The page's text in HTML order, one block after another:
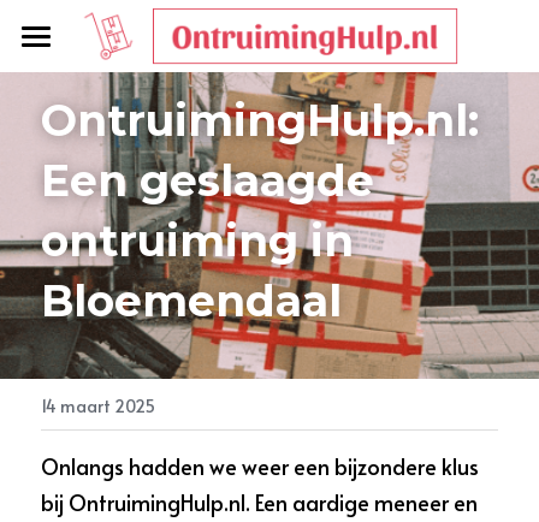
Diensten
Veelgestelde Vragen
Tarieven
Contact
Bel Ons
OntruimingHulp.nl:
Een geslaagde
ontruiming in
Bloemendaal
14 maart 2025
Onlangs hadden we weer een bijzondere klus
bij OntruimingHulp.nl. Een aardige meneer en